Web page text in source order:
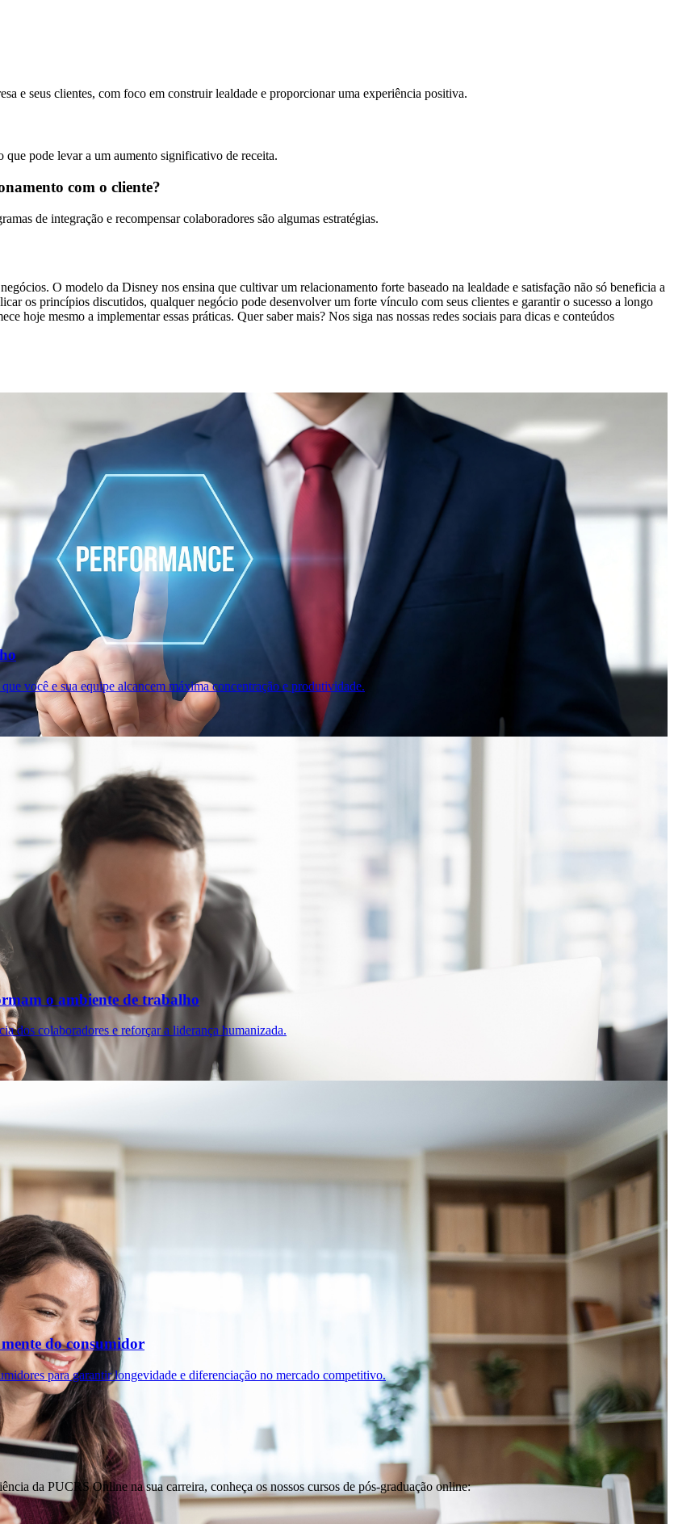
e seus clientes, com foco em construir lealdade e proporcionar uma experiência positiva.
que pode levar a um aumento significativo de receita.
com o cliente?
de integração e recompensar colaboradores são algumas estratégias.
O modelo da Disney nos ensina que cultivar um relacionamento forte baseado na lealdade e satisfação não só beneficia a
os princípios discutidos, qualquer negócio pode desenvolver um forte vínculo com seus clientes e garantir o sucesso a longo
hoje mesmo a implementar essas práticas. Quer saber mais? Nos siga nas nossas redes sociais para dicas e conteúdos
você e sua equipe alcancem máxima concentração e produtividade.
o ambiente de trabalho
dos colaboradores e reforçar a liderança humanizada.
do consumidor
para garantir longevidade e diferenciação no mercado competitivo.
da PUCRS Online na sua carreira, conheça os nossos cursos de pós-graduação online: